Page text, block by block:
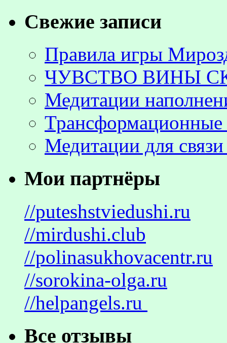
Свежие записи
Правила игры
ЧУВСТВО ВИНЫ
Медитации
Трансформационные
Медитации для
Мои партнёры
//puteshstviedushi.ru
//mirdushi.club
//polinasukhovacentr.ru
//sorokina-olga.ru
//helpangels.ru
Все отзывы